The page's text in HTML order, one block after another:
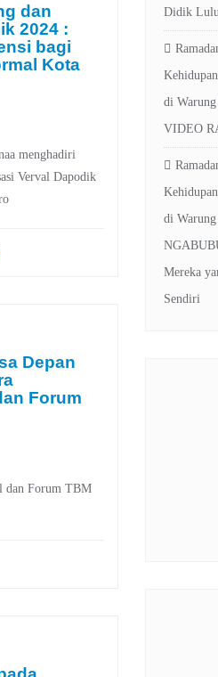
dan
2024 :
bagi
Kota
menghadiri
Verval Dapodik
Depan
Forum
dan Forum TBM
Didik
di
VIDEO
di
Mereka
Sendiri